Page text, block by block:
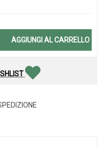
AGGIUNGI AL CARRELLO